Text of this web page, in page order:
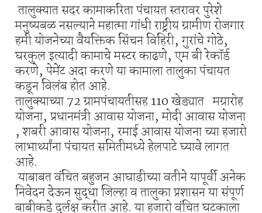
तालुक्यात सदर कामाकरिता पंचायत स्तरावर पुरेशे
मनुष्यबळ नसल्याने महात्मा गांधी राष्ट्रीय ग्रामीण रोजगार
हमी योजनेच्या वैयक्तिक सिंचन विहिरी, गुरांचे गोठे,
घरकुल इत्यादी कामाचे मस्टर काढणे, एम बी रेकॉर्ड
करणे, पेमेंट अदा करणे या कामाला तालुका पंचायत
कडून विलंब होत आहे.
तालुक्याच्या 72 ग्रामपंचायतीसह 110 खेड्यात मग्रारोह
योजना, प्रधानमंत्री आवास योजना, मोदी आवास योजना
, शबरी आवास योजना, रमाई आवास योजना च्या हजारो
लाभार्थ्यांना पंचायत समितीमध्ये हेलपाटे घ्यावे लागत
आहे.
याबाबत वंचित बहुजन आघाडीच्या वतीने यापूर्वी अनेक
निवेदन देऊन सुद्धा जिल्हा व तालुका प्रशासन या संपूर्ण
बाबीकडे दुर्लक्ष करीत आहे. या हजारो वंचित घटकाला